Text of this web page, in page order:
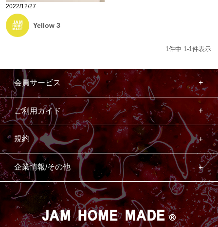
2022/12/27
Yellow 3
1 件中 1 -1 件表示
会員サービス
ご利用ガイド
規約
企業情報/その他